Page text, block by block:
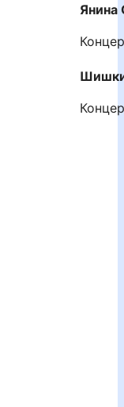
Янина